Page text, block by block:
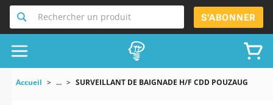
Rechercher un produit S'ABONNER
Accueil ... SURVEILLANT DE BAIGNADE H/F CDD POUZAUGES